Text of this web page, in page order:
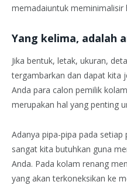
memadaiuntuk meminimalisir
Yang kelima, adalah
Jika bentuk, letak, ukuran,
tergambarkan dan dapat kita
Anda para calon pemilik
merupakan hal yang penting
Adanya pipa-pipa pada
sangat kita butuhkan guna
Anda. Pada kolam renang
yang akan terkoneksikan ke